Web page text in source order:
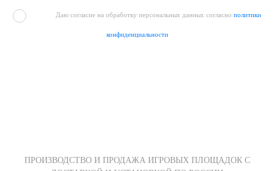
Даю согласие на обработку персональных данных согласно политики
конфиденциальности
ПРОИЗВОДСТВО И ПРОДАЖА ИГРОВЫХ ПЛОЩАДОК С